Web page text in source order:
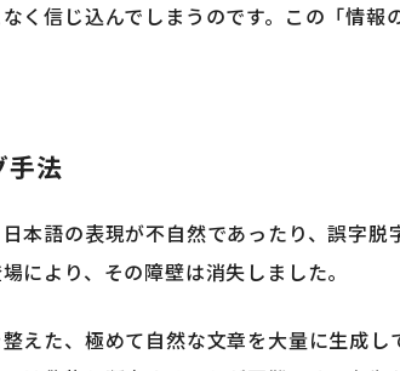
く信じ込んでしまうのです。この「情
手法
本語の表現が不自然であったり、誤字
により、その障壁は消失しました。
えた、極めて自然な文章を大量に生成